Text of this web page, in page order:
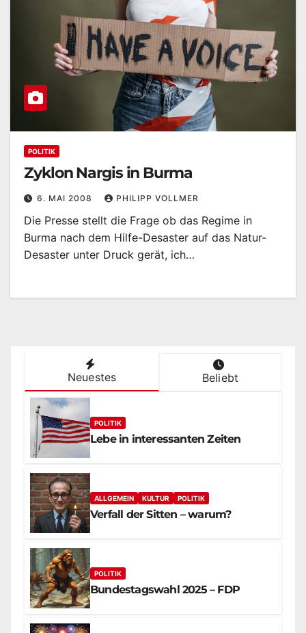
POLITIK
Zyklon Nargis in Burma
6. MAI 2008 PHILIPP VOLLMER
Die Presse stellt die Frage ob das Regime in
Burma nach dem Hilfe-Desaster auf das Natur-
Desaster unter Druck gerät, ich…
Neuestes Beliebt
POLITIK
Lebe in interessanten Zeiten
ALLGEMEIN KULTUR POLITIK
Verfall der Sitten – warum?
POLITIK
Bundestagswahl 2025 – FDP